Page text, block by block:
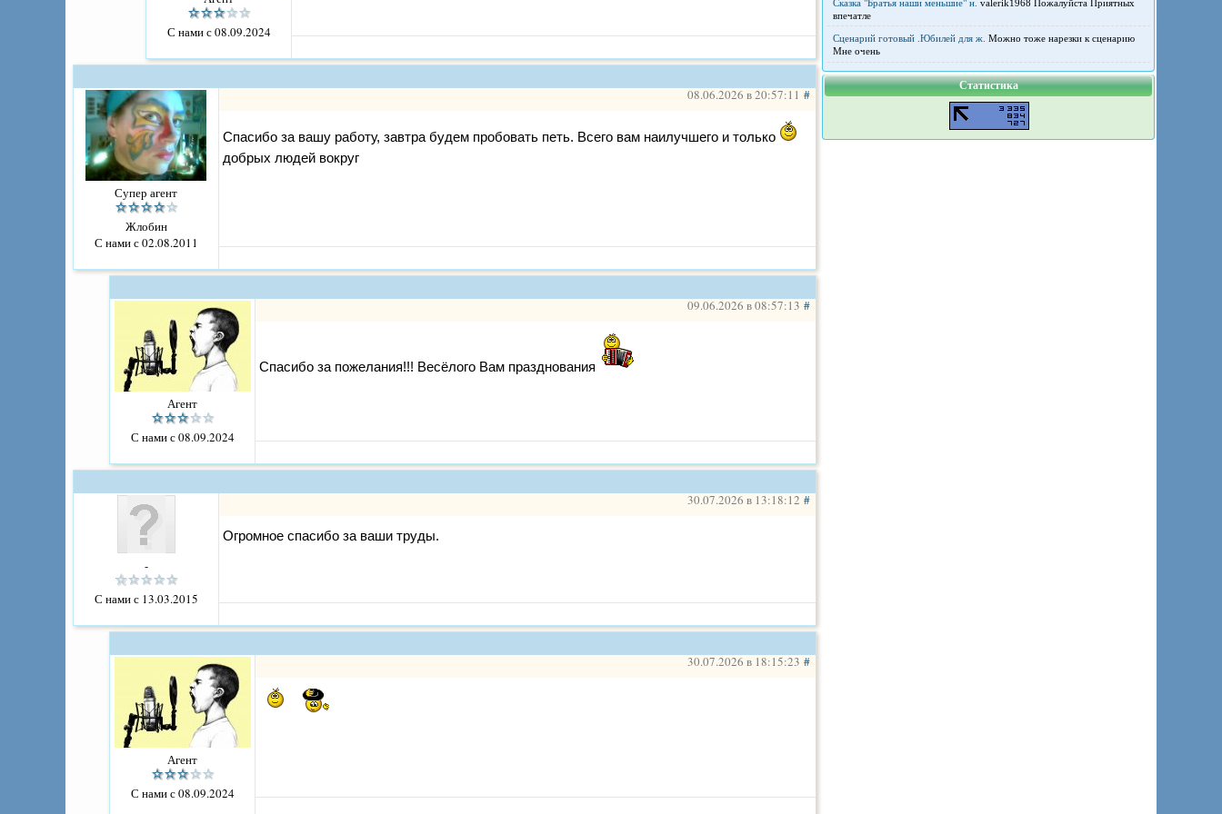
С нами с 08.09.2024
08.06.2026 в 20:57:11 #
Супер агент
Жлобин
С нами с 02.08.2011
Спасибо за вашу работу, завтра будем пробовать петь. Всего вам наилучшего и только
добрых людей вокруг
09.06.2026 в 08:57:13 #
Агент
С нами с 08.09.2024
Спасибо за пожелания!!! Весёлого Вам празднования
30.07.2026 в 13:18:12 #
-
С нами с 13.03.2015
Огромное спасибо за ваши труды.
30.07.2026 в 18:15:23 #
Агент
С нами с 08.09.2024
Сказка "Братья наши меньшие" н. valerik1968 Пожалуйста Приятных
впечатле
Сценарий готовый .Юбилей для ж. Можно тоже нарезки к сценарию
Мне очень
Статистика